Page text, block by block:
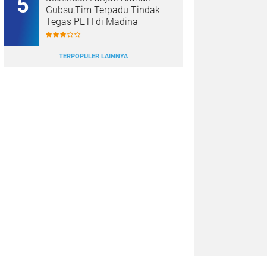
Gubsu,Tim Terpadu Tindak
Tegas PETI di Madina
TERPOPULER LAINNYA